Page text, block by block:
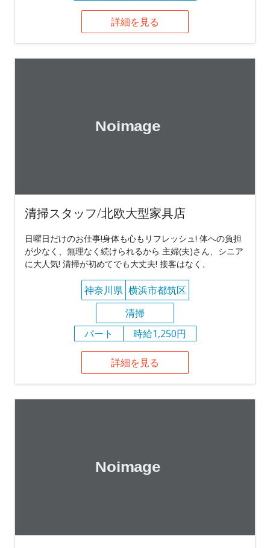
詳細を見る
清掃スタッフ/北欧大型家具店
日曜日だけのお仕事!身体も心もリフレッシュ! 体への負担
が少なく、無理なく続けられるから 主婦(夫)さん、シニア
に大人気! 清掃が初めてでも大丈夫! 接客はなく、
神奈川県 横浜市都筑区
清掃
パート
時給1,250円
詳細を見る